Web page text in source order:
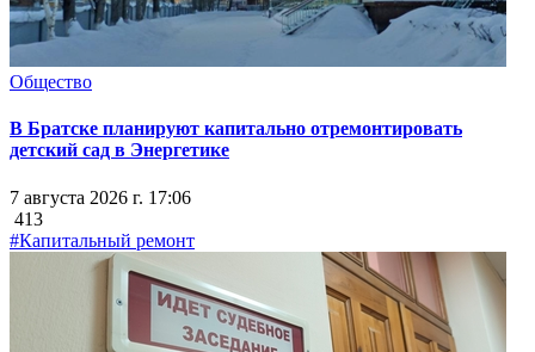
Общество
В Братске планируют капитально отремонтировать
детский сад в Энергетике
7 августа 2026 г. 17:06
413
#Капитальный ремонт